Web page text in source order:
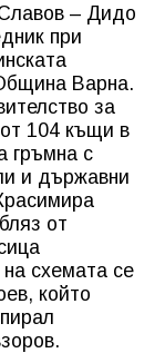
– Дидо
при
Варна.
за
104 къщи в
гръмна с
и държавни
от
схемата се
който